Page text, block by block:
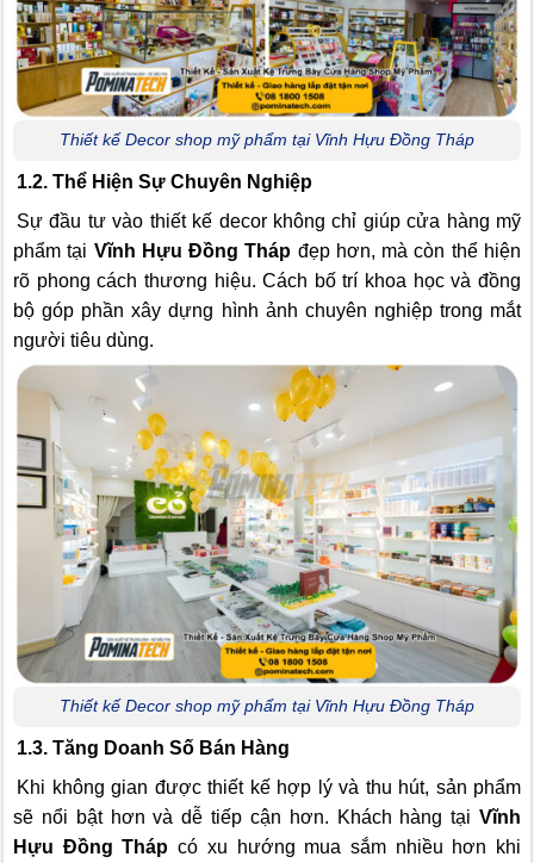
Thiết kế Decor shop mỹ phẩm tại Vĩnh Hựu Đồng Tháp
1.2. Thể Hiện Sự Chuyên Nghiệp
Sự đầu tư vào thiết kế decor không chỉ giúp cửa hàng mỹ
phẩm tại Vĩnh Hựu Đồng Tháp đẹp hơn, mà còn thể hiện
rõ phong cách thương hiệu. Cách bố trí khoa học và đồng
bộ góp phần xây dựng hình ảnh chuyên nghiệp trong mắt
người tiêu dùng.
Thiết kế Decor shop mỹ phẩm tại Vĩnh Hựu Đồng Tháp
1.3. Tăng Doanh Số Bán Hàng
Khi không gian được thiết kế hợp lý và thu hút, sản phẩm
sẽ nổi bật hơn và dễ tiếp cận hơn. Khách hàng tại Vĩnh
Hựu Đồng Tháp có xu hướng mua sắm nhiều hơn khi